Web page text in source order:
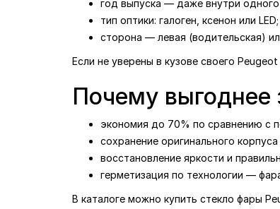
год выпуска — даже внутри одного
тип оптики: галоген, ксенон или LED;
сторона — левая (водительская)
Если не уверены в кузове своего
Почему выгоднее
экономия до 70% по сравнению с
сохранение оригинального
восстановление яркости и
герметизация по технологии —
В каталоге можно купить стекло фары